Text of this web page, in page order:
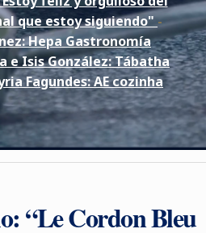
que estoy siguiendo"-
Hepa Gastronomía
e Isis González: Tábatha
Fagundes: AE cozinha
“Le Cordon Bleu